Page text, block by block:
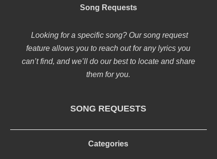
Song Requests
Looking for a specific song? Our song request
feature allows you to reach out for any lyrics you
can’t find, and we’ll do our best to locate and share
them for you.
SONG REQUESTS
Categories